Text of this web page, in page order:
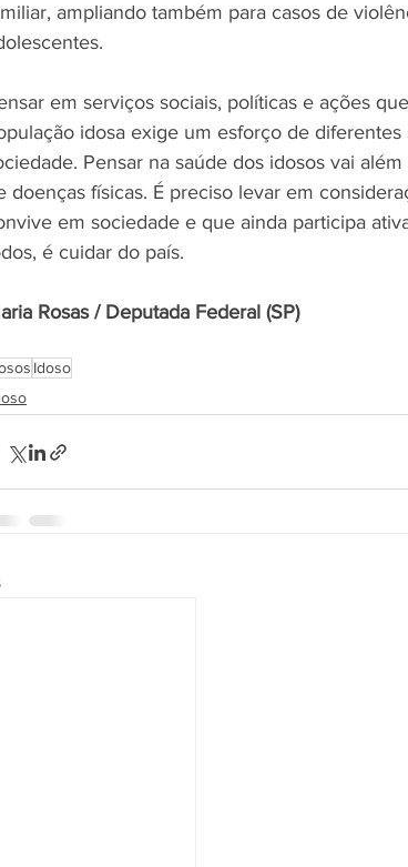
ampliando também para casos de
em serviços sociais, políticas e ações
idosa exige um esforço de
Pensar na saúde dos idosos vai
doenças físicas. É preciso levar em
em sociedade e que ainda participa
é cuidar do país.
Rosas / Deputada Federal (SP)
Idoso